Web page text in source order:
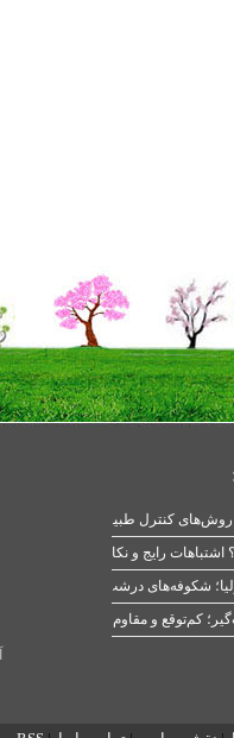
رایج و نکات طلایی
شکوفه‌های درشت در بهار